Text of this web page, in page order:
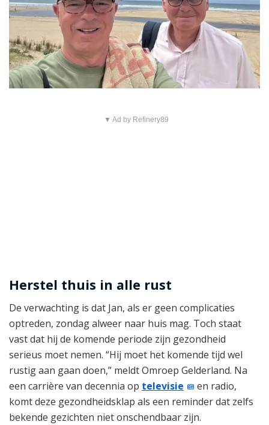
▼ Ad by Refinery89
Herstel thuis in alle rust
De verwachting is dat Jan, als er geen complicaties
optreden, zondag alweer naar huis mag. Toch staat
vast dat hij de komende periode zijn gezondheid
serieus moet nemen. “Hij moet het komende tijd wel
rustig aan gaan doen,” meldt Omroep Gelderland. Na
een carrière van decennia op televisie
en radio,
komt deze gezondheidsklap als een reminder dat zelfs
bekende gezichten niet onschendbaar zijn.